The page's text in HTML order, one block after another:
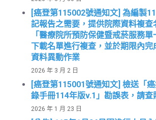
[癌登第115002號通知文] 為編製
記報告之需要，提供院際資料複查
「醫療院所預防保健暨戒菸服務單
下載名單進行複查，並於期限內完
資料異動作業
2026 年 3 月 2 日
[癌登第115001號通知文] 檢送「
錄手冊114年版v.1」勘誤表，請查
2026 年 1 月 23 日